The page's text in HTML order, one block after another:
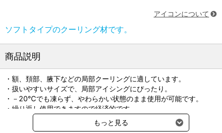
アイコンについて
ソフトタイプのクーリング材です。
商品説明
・額、頚部、腋下などの局部クーリングに適しています。
・扱いやすいサイズで、局部アイシングにぴったり。
・－20℃でも凍らず、やわらかい状態のまま使用が可能です。
・繰り返し使用できますので経済的です。
・中身は安心の二重構造です（レギュラー・ハーフのみ）
もっと見る